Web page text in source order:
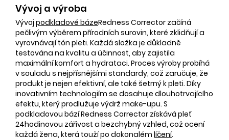
Vývoj a výroba
Vývoj podkladové bázeRedness Corrector začíná
pečlivým výběrem přírodních surovin, které zklidňují a
vyrovnávají tón pleti. Každá složka je důkladně
testována na kvalitu a účinnost, aby zajistila
maximální komfort a hydrataci. Proces výroby probíhá
v souladu s nejpřísnějšími standardy, což zaručuje, že
produkt je nejen efektivní, ale také šetrný k pleti. Díky
inovativním technologiím se dosahuje dlouhotrvajícího
efektu, který prodlužuje výdrž make-upu. S
podkladovou bází Redness Corrector získává pleť
24hodinovou zářivost a bezchybný vzhled, což ocení
každá žena, která touží po dokonalém líčení.